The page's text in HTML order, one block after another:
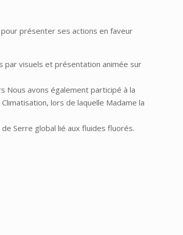
pour présenter ses actions en faveur
par visuels et présentation animée sur
Nous avons également participé à la
lors de laquelle Madame la
Serre global lié aux fluides fluorés.